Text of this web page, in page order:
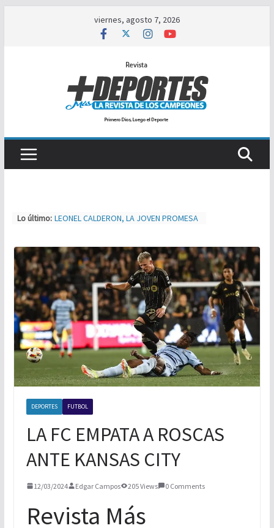
viernes, agosto 7, 2026
Lo último: LEONEL CALDERON, LA JOVEN PROMESA
MXL
NUEVA ERA MAGFED SE CORONA EN
TORNEO DE PAINTBALL
BOXEO INTERNACIONAL
XOLOS LOGRA TRES PUNTOS MAS
DEPORTES FUTBOL
LA FC EMPATA A ROSCAS
ANTE KANSAS CITY
12/03/2024 Edgar Campos 205 Views 0 Comments
Revista Más